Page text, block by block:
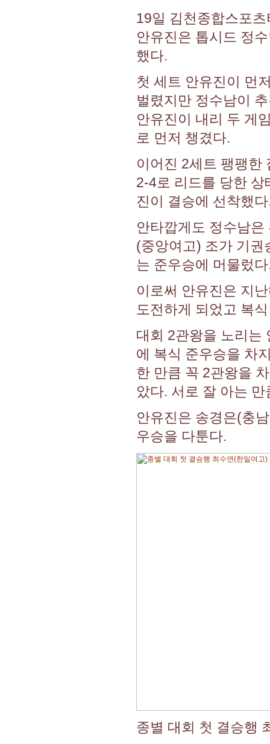
19일 김천종합스포
안유진은 톱시드 정
했다.
첫 세트 안유진이 먼
벌렸지만 정수남이
안유진이 내리 두 게
로 먼저 챙겼다.
이어진 2세트 팽팽한
2-4로 리드를 당한
진이 결승에 선착했
안타깝게도 정수남
(중앙여고) 조가 기
는 준우승에 머물렀
이로써 안유진은 지
도전하게 되었고 복
대회 2관왕을 노리는
에 복식 준우승을 차
한 만큼 꼭 2관왕을
았다. 서로 잘 아는
안유진은 송경은(충
우승을 다툰다.
종별 대회 첫 결승행